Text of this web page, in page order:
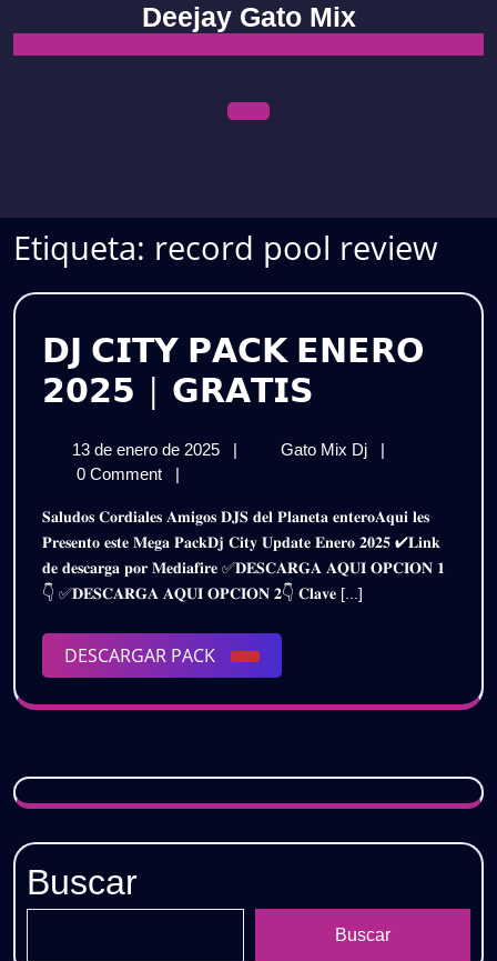
content
Deejay Gato Mix
Etiqueta: record pool review
𝗗𝗝 𝗖𝗜𝗧𝗬 𝗣𝗔𝗖𝗞 𝗘𝗡𝗘𝗥𝗢
𝟮𝟬𝟮𝟱 | 𝗚𝗥𝗔𝗧𝗜𝗦
𝗣𝗔𝗖𝗞
𝗘𝗡𝗘𝗥𝗢
𝟮𝟬𝟮𝟱
|
13 de enero de 2025
13
de
2025
| Gato Mix Dj
𝗗𝗝
𝗘𝗡𝗘𝗥𝗢
𝟮𝟬𝟮𝟱
|
|
0 Comment
|
𝐒𝐚𝐥𝐮𝐝𝐨𝐬 𝐂𝐨𝐫𝐝𝐢𝐚𝐥𝐞𝐬 𝐀𝐦𝐢𝐠𝐨𝐬 𝐃𝐉𝐒 𝐝𝐞𝐥 𝐏𝐥𝐚𝐧𝐞𝐭𝐚 𝐞𝐧𝐭𝐞𝐫𝐨𝐀𝐪𝐮𝐢 𝐥𝐞𝐬
𝐏𝐫𝐞𝐬𝐞𝐧𝐭𝐨 𝐞𝐬𝐭𝐞 𝐌𝐞𝐠𝐚 𝐏𝐚𝐜𝐤𝐃𝐣 𝐂𝐢𝐭𝐲 𝐔𝐩𝐝𝐚𝐭𝐞 𝐄𝐧𝐞𝐫𝐨 𝟐𝟎𝟐𝟓 ✔𝐋𝐢𝐧𝐤
𝐝𝐞 𝐝𝐞𝐬𝐜𝐚𝐫𝐠𝐚 𝐩𝐨𝐫 𝐌𝐞𝐝𝐢𝐚𝐟𝐢𝐫𝐞 ✅𝐃𝐄𝐒𝐂𝐀𝐑𝐆𝐀 𝐀𝐐𝐔𝐈 𝐎𝐏𝐂𝐈𝐎𝐍 𝟏
👇 ✅𝐃𝐄𝐒𝐂𝐀𝐑𝐆𝐀 𝐀𝐐𝐔𝐈 𝐎𝐏𝐂𝐈𝐎𝐍 𝟐👇 𝐂𝐥𝐚𝐯𝐞 [...]
DESCARGAR PACK
DESCARGAR
PACK
Buscar
Buscar